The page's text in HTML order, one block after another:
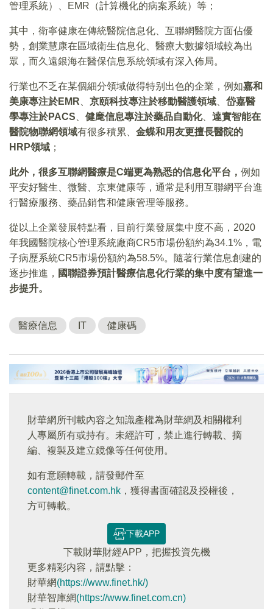
管理系統）、EMR（計算機化的病案系統）等；
其中，衛寧健康在傳統醫院信息化、互聯網醫院方面佔優
勢，創業慧康在區域衛生信息化、醫療大數據領域較為出
眾，而久遠銀海在醫保信息系統領域有深入佈局。
行業也不乏在某個細分領域做得特别出色的企業，例如嘉和
美康專注於EMR
京頤科技專注於移動醫護領域
岱嘉醫
學專注於PACS
健麾信息專注於藥品自動化、 達實智能在
醫院物聯網領域有很多積累、 金蝶和用友更擅長醫院的
HRP領域 ；
此外，很多互聯網醫療是C端更為熟悉的信息化平台， 例如
平安好醫生、微醫、京東健康等，通常是利用互聯網平台進
行醫療服務、藥品銷售和健康管理等服務。
從以上企業發展特點看，目前行業發展集中度不高，2020
年我國醫院核心管理系統廠商CR5市場份額約為34.1%，電
子病歷系統CR5市場份額約為58.5%。隨著行業信息創建的
逐步推進， 國聯證券預計醫療信息化行業的集中度有望進一
步提升。
醫療信息 IT 健康碼
財華網所刊載內容之知識產權為財華網及相關權利
人專屬所有或持有。未經許可，禁止進行轉載、摘
編、複製及建立鏡像等任何使用。
如有意願轉載，請發郵件至
content@finet.com.hk ，獲得書面確認及授權後，
方可轉載。
下載APP
下載財華財經APP，把握投資先機
更多精彩内容，請點擊：
財華網(https://www.finet.hk/)
財華智庫網(https://www.finet.com.cn)